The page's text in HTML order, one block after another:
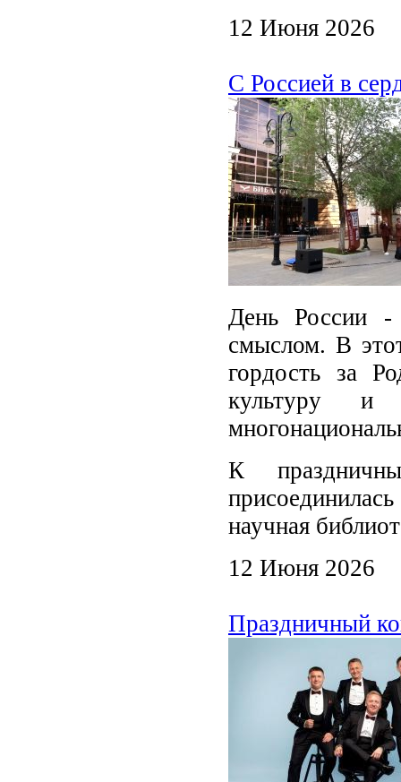
12 Июня 2026
С Россией в
День России -
смыслом. В
гордость за
культуру и
К
научная
12 Июня 2026
Праздничный